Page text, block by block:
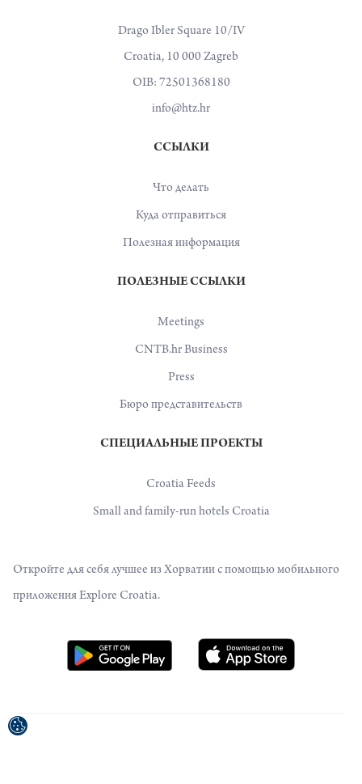
Drago Ibler Square 10/IV
Croatia, 10 000 Zagreb
OIB: 72501368180
info@htz.hr
ССЫЛКИ
Что делать
Куда отправиться
Полезная информация
ПОЛЕЗНЫЕ ССЫЛКИ
Meetings
CNTB.hr Business
Press
Бюро представительств
СПЕЦИАЛЬНЫЕ ПРОЕКТЫ
Croatia Feeds
Small and family-run hotels Croatia
Откройте для себя лучшее из Хорватии с помощью мобильного
приложения Explore Croatia.